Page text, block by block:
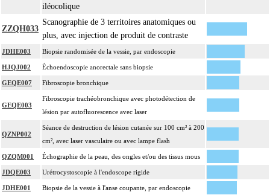
iléocolique
ZZQH033
Scanographie de 3 territoires anatomiques ou
plus, avec injection de produit de contraste
JDHE003 Biopsie randomisée de la vessie, par endoscopie
HJQJ002 Échoendoscopie anorectale sans biopsie
GEQE007 Fibroscopie bronchique
GEQE003
Fibroscopie trachéobronchique avec photodétection de
lésion par autofluorescence avec laser
QZNP002
Séance de destruction de lésion cutanée sur 100 cm² à 200
cm², avec laser vasculaire ou avec lampe flash
QZQM001 Échographie de la peau, des ongles et/ou des tissus mous
JDQE003 Urétrocystoscopie à l'endoscope rigide
JDHE001 Biopsie de la vessie à l'anse coupante, par endoscopie